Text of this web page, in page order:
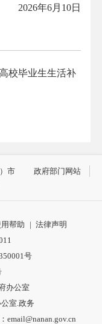
2026年6月10日
校毕业生生活补
市
政府部门网站
帮助 | 法律声明
号
办公室
室.政务
email@nanan.gov.cn